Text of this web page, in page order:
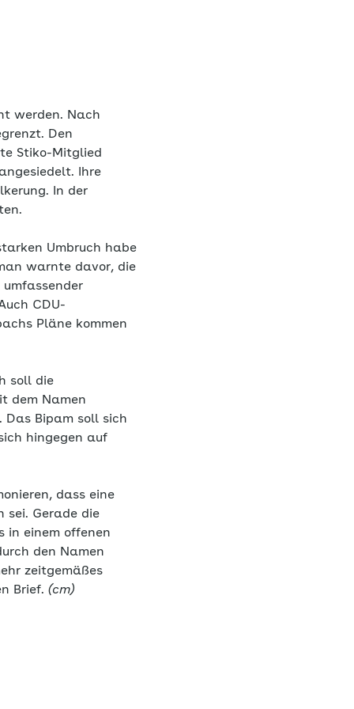
werden. Nach
Den
Stiko-Mitglied
Ihre
In der
Umbruch habe
warnte davor, die
CDU-
Pläne kommen
soll die
dem Namen
Das Bipam soll sich
hingegen auf
dass eine
sei. Gerade die
in einem offenen
den Namen
zeitgemäßes
Brief. (cm)